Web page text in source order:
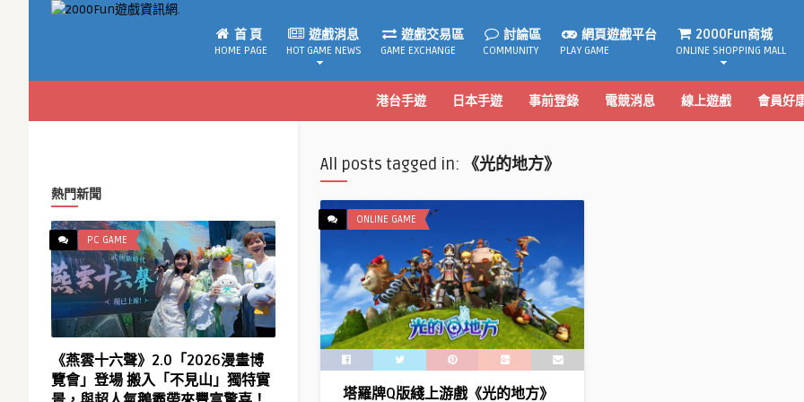
首 頁
HOME PAGE
遊戲消息
HOT GAME NEWS
遊戲交易區
GAME EXCHANGE
討論區
COMMUNITY
網頁遊戲平台
PLAY GAME
2000Fun商城
ONLINE SHOPPING MALL
港台手遊 日本手遊 事前登錄 電競消息 線上遊戲 會員好
熱門新聞
PC GAME
《燕雲十六聲》2.0「2026漫畫博
覽會」登場 搬入「不見山」獨特實
All posts tagged in: 《光的地方》
ONLINE GAME
塔羅牌Q版綫上游戲《光的地方》